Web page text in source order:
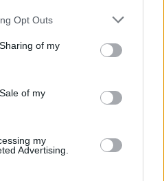
app uses one or more Google
behaviour. You may click to
and its third-party tags to
purposes in below Google
Opt Outs
of my
of my
my
Advertising.
kell választ keresniük
egyiknek sem):
télen, hét ágra sütő
szambázott fel és alá a
elképedtem a jelenségtől.)
csökkenése: az a
jó eséllyel az is